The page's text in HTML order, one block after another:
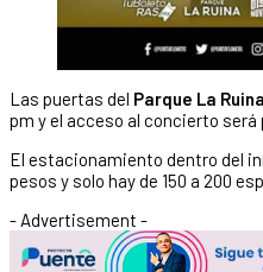
Las puertas del Parque La Ruina
pm y el acceso al concierto será
El estacionamiento dentro del
pesos y solo hay de 150 a 200
- Advertisement -